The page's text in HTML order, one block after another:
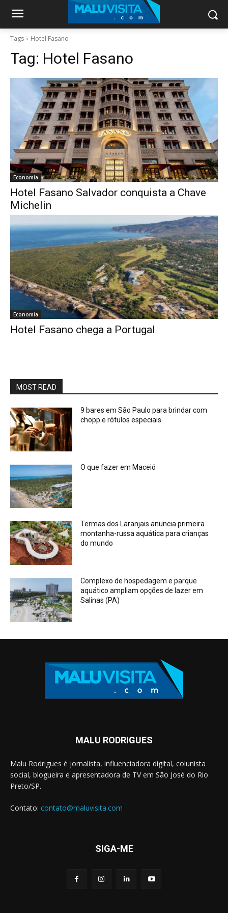
Tags Hotel Fasano
Tag: Hotel Fasano
Economia
Hotel Fasano Salvador conquista a Chave
Michelin
Economia
Hotel Fasano chega a Portugal
MOST READ
9 bares em São Paulo para brindar com
chopp e rótulos especiais
O que fazer em Maceió
Termas dos Laranjais anuncia primeira
montanha-russa aquática para crianças
do mundo
Complexo de hospedagem e parque
aquático ampliam opções de lazer em
Salinas (PA)
MALU RODRIGUES
Malu Rodrigues é jornalista, influenciadora digital, colunista
social, blogueira e apresentadora de TV em São José do Rio
Preto/SP.
Contato: contato@maluvisita.com
SIGA-ME